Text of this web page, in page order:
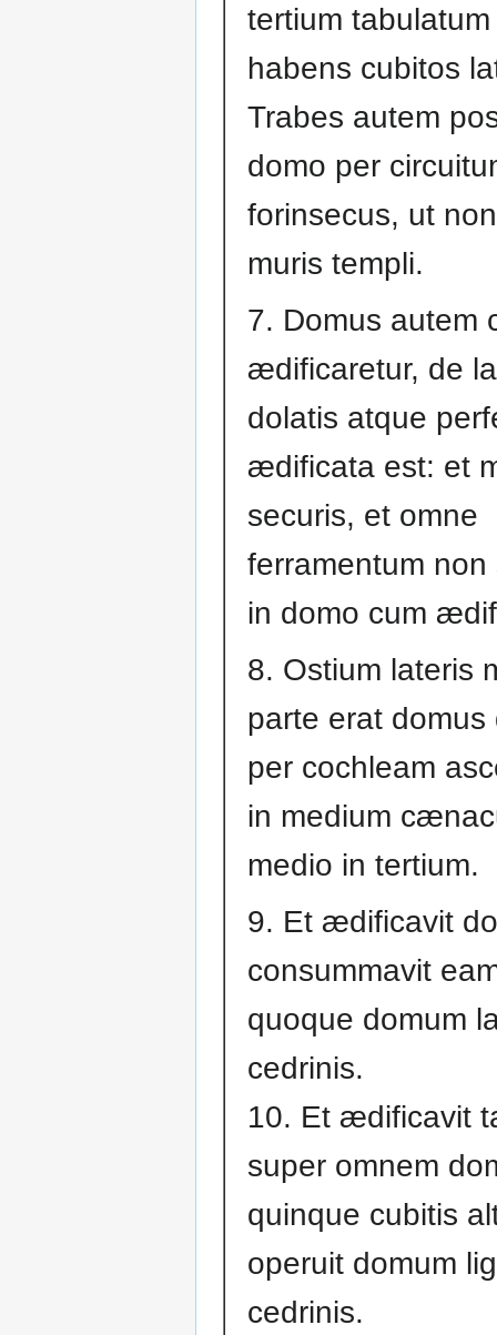
tertium
habens cubitos
Trabes autem
domo per
forinsecus, ut
muris templi.
7. Domus autem
ædificaretur, de
dolatis atque
ædificata est: et
securis, et omne
ferramentum
in domo cum
8. Ostium lateris
parte erat
per cochleam
in medium
medio in tertium.
9. Et ædificavit
consummavit
quoque domum
cedrinis.
10. Et ædificavit
super omnem
quinque cubitis
operuit domum
cedrinis.